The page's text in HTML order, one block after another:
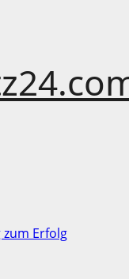
Erfolg